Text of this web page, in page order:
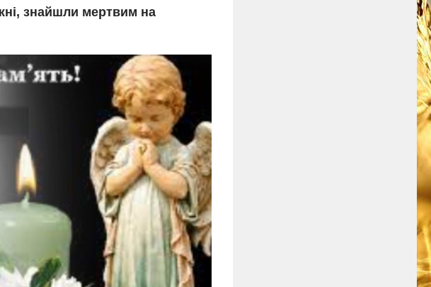
знайшли мертвим на